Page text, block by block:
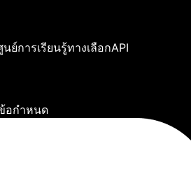
นย์การเรียนรู้ทางเลือกAPI
อกำหนด